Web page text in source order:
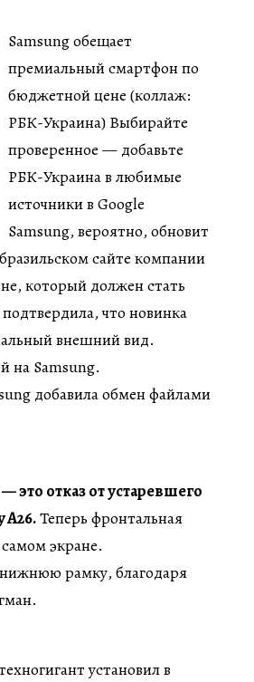
Samsung обещает
премиальный смартфон по
бюджетной цене (коллаж:
РБК-Украина) Выбирайте
проверенное — добавьте
РБК-Украина в любимые
источники в Google
Samsung, вероятно, обновит
сайте компании
который должен стать
что новинка
внешний вид.
на Samsung.
добавила обмен файлами
это отказ от устаревшего
Теперь фронтальная
экране.
рамку, благодаря
установил в